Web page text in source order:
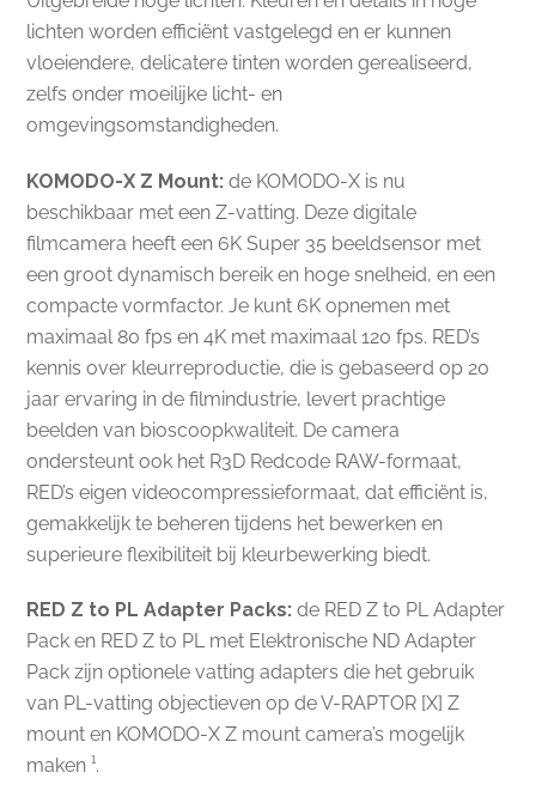
lichten worden efficiënt vastgelegd en er kunnen
vloeiendere, delicatere tinten worden gerealiseerd,
zelfs onder moeilijke licht- en
omgevingsomstandigheden.
KOMODO-X Z Mount: de KOMODO-X is nu
beschikbaar met een Z-vatting. Deze digitale
filmcamera heeft een 6K Super 35 beeldsensor met
een groot dynamisch bereik en hoge snelheid, en een
compacte vormfactor. Je kunt 6K opnemen met
maximaal 80 fps en 4K met maximaal 120 fps. RED’s
kennis over kleurreproductie, die is gebaseerd op 20
jaar ervaring in de filmindustrie, levert prachtige
beelden van bioscoopkwaliteit. De camera
ondersteunt ook het R3D Redcode RAW-formaat,
RED’s eigen videocompressieformaat, dat efficiënt is,
gemakkelijk te beheren tijdens het bewerken en
superieure flexibiliteit bij kleurbewerking biedt.
RED Z to PL Adapter Packs: de RED Z to PL Adapter
Pack en RED Z to PL met Elektronische ND Adapter
Pack zijn optionele vatting adapters die het gebruik
van PL-vatting objectieven op de V-RAPTOR [X] Z
mount en KOMODO-X Z mount camera’s mogelijk
maken ¹.